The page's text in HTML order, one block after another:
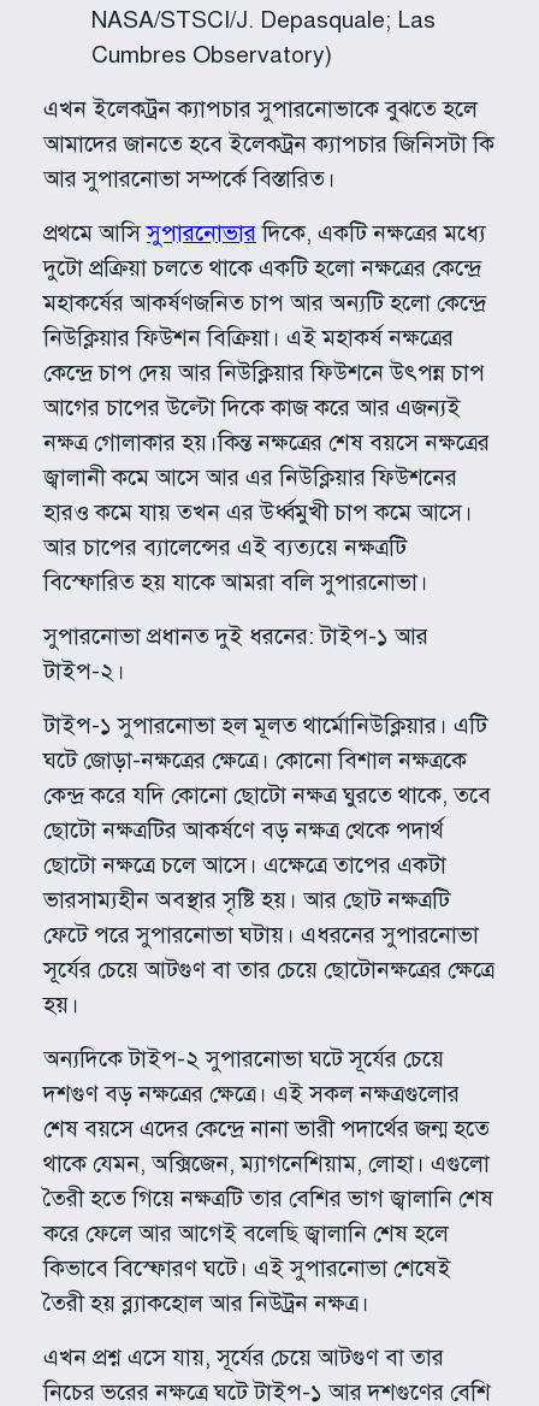
NASA/STSCI/J. Depasquale; Las
Cumbres Observatory)
এখন ইলেকট্রন ক্যাপচার সুপারনোভাকে বুঝতে হলে
আমাদের জানতে হবে ইলেকট্রন ক্যাপচার জিনিসটা কি
আর সুপারনোভা সম্পর্কে বিস্তারিত।
প্রথমে আসিসুপারনোভারদিকে, একটি নক্ষত্রের মধ্যে
দুটো প্রক্রিয়া চলতে থাকে একটি হলো নক্ষত্রের কেন্দ্রে
মহাকর্ষের আকর্ষণজনিত চাপ আর অন্যটি হলো কেন্দ্রে
নিউক্লিয়ার ফিউশন বিক্রিয়া। এই মহাকর্ষ নক্ষত্রের
কেন্দ্রে চাপ দেয় আর নিউক্লিয়ার ফিউশনে উৎপন্ন চাপ
আগের চাপের উল্টো দিকে কাজ করে আর এজন্যই
নক্ষত্র গোলাকার হয়।কিন্ত নক্ষত্রের শেষ বয়সে নক্ষত্রের
জ্বালানী কমে আসে আর এর নিউক্লিয়ার ফিউশনের
হারও কমে যায় তখন এর উর্ধ্বমুখী চাপ কমে আসে।
আর চাপের ব্যালেন্সের এই ব্যত্যয়ে নক্ষত্রটি
বিস্ফোরিত হয় যাকে আমরা বলি সুপারনোভা।
সুপারনোভা প্রধানত দুই ধরনের: টাইপ-১ আর
টাইপ-২।
টাইপ-১ সুপারনোভা হল মূলত থার্মোনিউক্লিয়ার। এটি
ঘটে জোড়া-নক্ষত্রের ক্ষেত্রে। কোনো বিশাল নক্ষত্রকে
কেন্দ্র করে যদি কোনো ছোটো নক্ষত্র ঘুরতে থাকে, তবে
ছোটো নক্ষত্রটির আকর্ষণে বড় নক্ষত্র থেকে পদার্থ
ছোটো নক্ষত্রে চলে আসে। এক্ষেত্রে তাপের একটা
ভারসাম্যহীন অবস্থার সৃষ্টি হয়। আর ছোট নক্ষত্রটি
ফেটে পরে সুপারনোভা ঘটায়। এধরনের সুপারনোভা
সূর্যের চেয়ে আটগুণ বা তার চেয়ে ছোটোনক্ষত্রের ক্ষেত্রে
হয়।
অন্যদিকে টাইপ-২ সুপারনোভা ঘটে সূর্যের চেয়ে
দশগুণ বড় নক্ষত্রের ক্ষেত্রে। এই সকল নক্ষত্রগুলোর
শেষ বয়সে এদের কেন্দ্রে নানা ভারী পদার্থের জন্ম হতে
থাকে যেমন, অক্সিজেন, ম্যাগনেশিয়াম, লোহা। এগুলো
তৈরী হতে গিয়ে নক্ষত্রটি তার বেশির ভাগ জ্বালানি শেষ
করে ফেলে আর আগেই বলেছি জ্বালানি শেষ হলে
কিভাবে বিস্ফোরণ ঘটে। এই সুপারনোভা শেষেই
তৈরী হয় ব্ল্যাকহোল আর নিউট্রন নক্ষত্র।
এখন প্রশ্ন এসে যায়, সূর্যের চেয়ে আটগুণ বা তার
নিচের ভরের নক্ষত্রে ঘটে টাইপ-১ আর দশগুণের বেশি